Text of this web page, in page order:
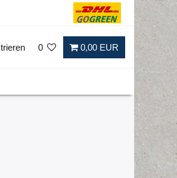
0 0,00 EUR